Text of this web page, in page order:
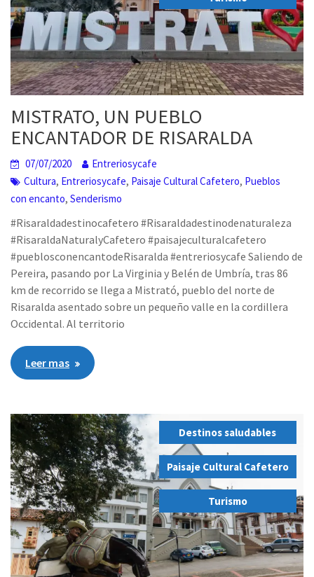
MISTRATO, UN PUEBLO
ENCANTADOR DE RISARALDA
07/07/2020
Entreriosycafe
Cultura, Entreriosycafe, Paisaje Cultural Cafetero, Pueblos
con encanto,Senderismo
#Risaraldadestinocafetero #Risaraldadestinodenaturaleza
#RisaraldaNaturalyCafetero #paisajeculturalcafetero
#pueblosconencantodeRisaralda #entreriosycafe Saliendo de
Pereira, pasando por La Virginia y Belén de Umbría, tras 86
km de recorrido se llega a Mistrató, pueblo del norte de
Risaralda asentado sobre un pequeño valle en la cordillera
Occidental. Al territorio
Leer mas
Destinos saludables
,
Paisaje Cultural Cafetero
,
Turismo